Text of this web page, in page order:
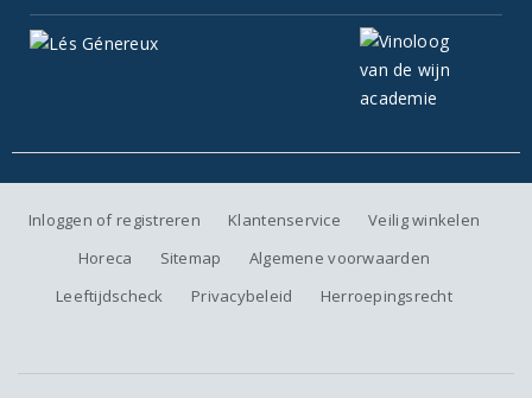
Inloggen of registreren Klantenservice
Veilig winkelen
Horeca
Sitemap
Algemene voorwaarden
Leeftijdscheck
Privacybeleid Herroepingsrecht